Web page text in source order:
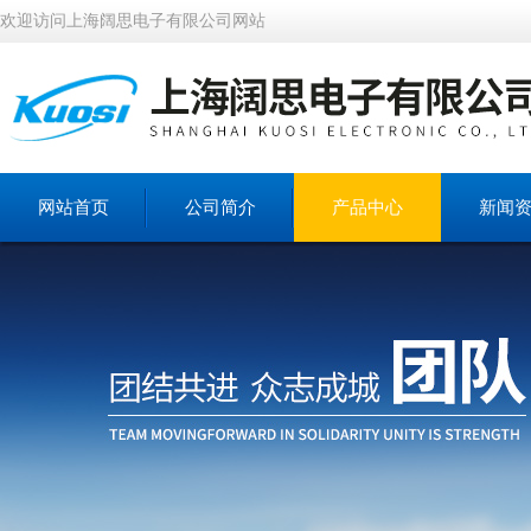
欢迎访问上海阔思电子有限公司网站
网站首页 公司简介 产品中心 新闻